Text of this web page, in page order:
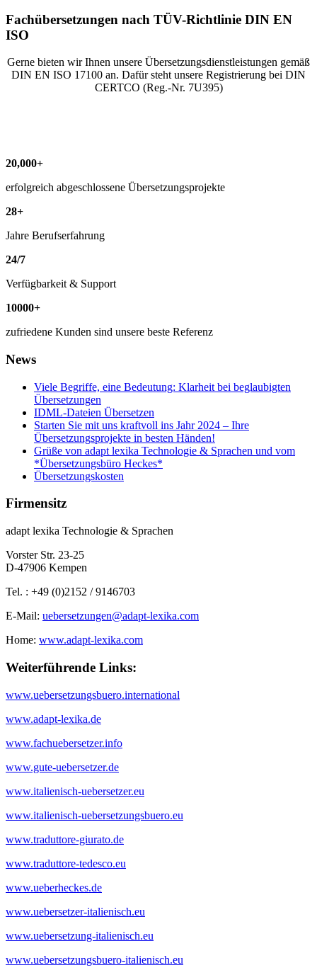
Fachübersetzungen nach TÜV-Richtlinie DIN EN
ISO
Gerne bieten wir Ihnen unsere Übersetzungsdienstleistungen gemäß
DIN EN ISO 17100 an. Dafür steht unsere Registrierung bei DIN
CERTCO (Reg.-Nr. 7U395)
20,000+
erfolgreich abgeschlossene Übersetzungsprojekte
28+
Jahre Berufserfahrung
24/7
Verfügbarkeit & Support
10000+
zufriedene Kunden sind unsere beste Referenz
News
Viele Begriffe, eine Bedeutung: Klarheit bei beglaubigten
Übersetzungen
IDML-Dateien Übersetzen
Starten Sie mit uns kraftvoll ins Jahr 2024 – Ihre
Übersetzungsprojekte in besten Händen!
Grüße von adapt lexika Technologie & Sprachen und vom
*Übersetzungsbüro Heckes*
Übersetzungskosten
Firmensitz
adapt lexika Technologie & Sprachen
Vorster Str. 23-25
D-47906 Kempen
Tel. : +49 (0)2152 / 9146703
E-Mail: uebersetzungen@adapt-lexika.com
Home: www.adapt-lexika.com
Weiterführende Links:
www.uebersetzungsbuero.international
www.adapt-lexika.de
www.fachuebersetzer.info
www.gute-uebersetzer.de
www.italienisch-uebersetzer.eu
www.italienisch-uebersetzungsbuero.eu
www.traduttore-giurato.de
www.traduttore-tedesco.eu
www.ueberheckes.de
www.uebersetzer-italienisch.eu
www.uebersetzung-italienisch.eu
www.uebersetzungsbuero-italienisch.eu